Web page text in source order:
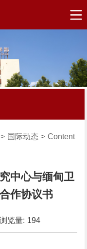
> 国际动态 > Content
中心与缅甸卫
作协议书
览量: 194